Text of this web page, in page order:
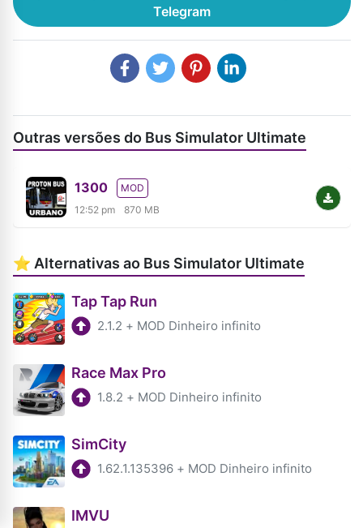
Telegram
Outras versões do Bus Simulator Ultimate
1300
MOD
12:52 pm
870 MB
⭐ Alternativas ao Bus Simulator Ultimate
Tap Tap Run
2.1.2 + MOD Dinheiro infinito
Race Max Pro
1.8.2 + MOD Dinheiro infinito
SimCity
1.62.1.135396 + MOD Dinheiro infinito
IMVU